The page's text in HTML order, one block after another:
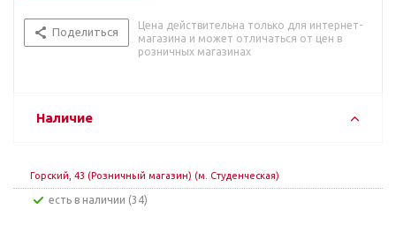
Поделиться
Цена действительна только для интернет-
магазина и может отличаться от цен в
розничных магазинах
Наличие
Горский, 43 (Розничный магазин) (м. Студенческая)
Есть в наличии (34)